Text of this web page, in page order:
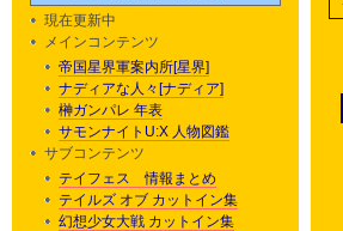
現在更新中
メインコンテンツ
帝国星界軍案内所[星界]
ナディアな人々[ナディア]
榊ガンパレ 年表
サモンナイトU:X 人物図鑑
サブコンテンツ
テイフェス 情報まとめ
テイルズ オブ カットイン集
幻想少女大戦 カットイン集